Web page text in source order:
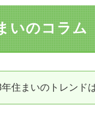
ート
）
除・消費税について
は
りにくい住宅購入
いのコラム
住まいのトレンド